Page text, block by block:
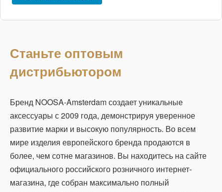
Станьте оптовым
дистрибьютором
Бренд NOOSA-Amsterdam создает уникальные
аксессуары с 2009 года, демонстрируя уверенное
развитие марки и высокую популярность. Во всем
мире изделия европейского бренда продаются в
более, чем сотне магазинов. Вы находитесь на сайте
официального российского розничного интернет-
магазина, где собран максимально полный